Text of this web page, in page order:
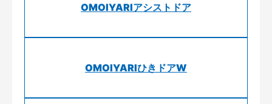
OMOIYARIアシストドア
OMOIYARIひきドアW